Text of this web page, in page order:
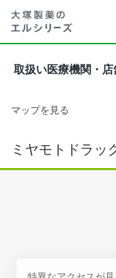
取扱い医療機関・店
マップを見る
ミヤモトドラッ